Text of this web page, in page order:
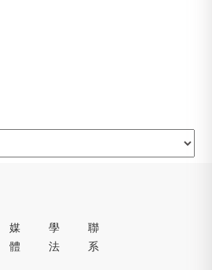
媒
體
學
法
聯
系